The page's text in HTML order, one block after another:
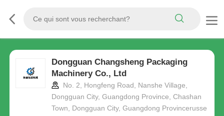
Dongguan Changsheng Packaging
Machinery Co., Ltd
No. 2, Hongfeng Road, Nanshe Village,
Dongguan City, Guangdong Province, Chashan
Town, Dongguan City, Guangdong Provincerusse